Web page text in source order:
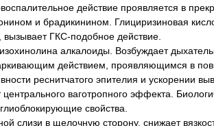
действие проявляется в
и брадикинином. Глициризиновая
ГКС-подобное действие.
алкалоиды. Возбуждает
действием, проявляющимся в
реснитчатого эпителия и ускорении
ваготропного эффекта.
свойства.
слизи в щелочную сторону, снижает